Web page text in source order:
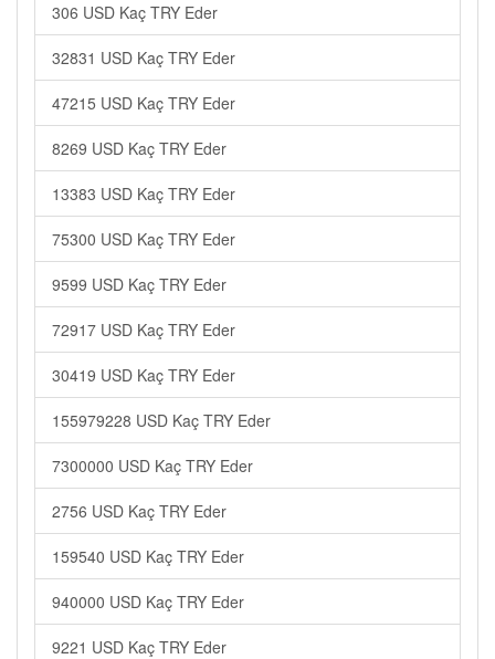
306 USD Kaç TRY Eder
32831 USD Kaç TRY Eder
47215 USD Kaç TRY Eder
8269 USD Kaç TRY Eder
13383 USD Kaç TRY Eder
75300 USD Kaç TRY Eder
9599 USD Kaç TRY Eder
72917 USD Kaç TRY Eder
30419 USD Kaç TRY Eder
155979228 USD Kaç TRY Eder
7300000 USD Kaç TRY Eder
2756 USD Kaç TRY Eder
159540 USD Kaç TRY Eder
940000 USD Kaç TRY Eder
9221 USD Kaç TRY Eder